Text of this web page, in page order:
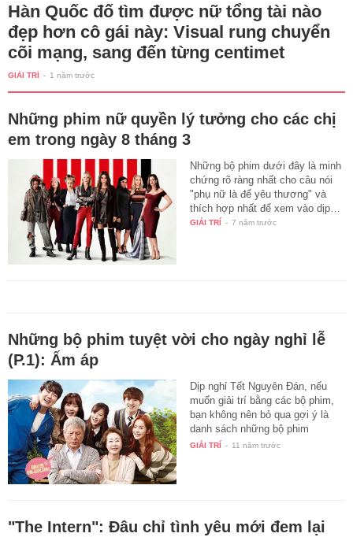
Hàn Quốc đố tìm được nữ tổng tài nào
đẹp hơn cô gái này: Visual rung chuyển
cõi mạng, sang đến từng centimet
GIẢI TRÍ - 1 năm trước
Những phim nữ quyền lý tưởng cho các chị
em trong ngày 8 tháng 3
Những bộ phim dưới đây là minh
chứng rõ ràng nhất cho câu nói
"phụ nữ là để yêu thương" và
thích hợp nhất để xem vào dịp…
GIẢI TRÍ - 7 năm trước
Những bộ phim tuyệt vời cho ngày nghỉ lễ
(P.1): Ấm áp
Dịp nghỉ Tết Nguyên Đán, nếu
muốn giải trí bằng các bộ phim,
bạn không nên bỏ qua gợi ý là
danh sách những bộ phim
"siêu…
GIẢI TRÍ - 11 năm trước
"The Intern": Đâu chỉ tình yêu mới đem lại